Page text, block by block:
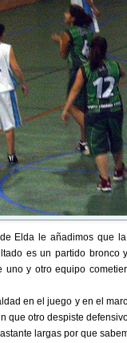
Elda le añadimos que
es un partido bronco
y otro equipo
en el juego y en el
que otro despiste
largas por que